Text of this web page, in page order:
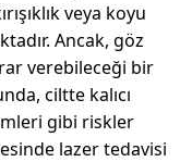
veya koyu
Ancak, göz
verebileceği bir
ciltte kalıcı
gibi riskler
lazer tedavisi